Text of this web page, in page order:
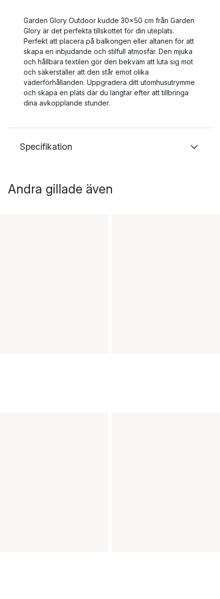
Garden Glory Outdoor kudde 30x50 cm från Garden
Glory är det perfekta tillskottet för din uteplats.
Perfekt att placera på balkongen eller altanen för att
skapa en inbjudande och stilfull atmosfär. Den mjuka
och hållbara textilen gör den bekväm att luta sig mot
och säkerställer att den står emot olika
väderförhållanden. Uppgradera ditt utomhusutrymme
och skapa en plats där du längtar efter att tillbringa
dina avkopplande stunder.
Specifikation
Andra gillade även